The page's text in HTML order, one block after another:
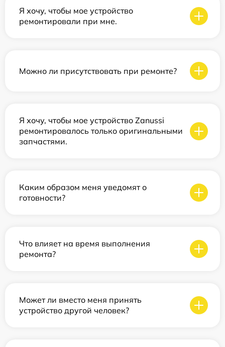
Я хочу, чтобы мое устройство
ремонтировали при мне.
Можно ли присутствовать при ремонте?
Я хочу, чтобы мое устройство Zanussi
ремонтировалось только оригинальными
запчастями.
Каким образом меня уведомят о
готовности?
Что влияет на время выполнения
ремонта?
Может ли вместо меня принять
устройство другой человек?